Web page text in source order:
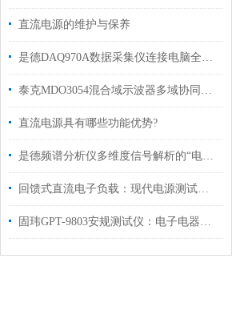
直流电源的维护与保养
是德DAQ970A数据采集仪连接电脑全攻略
泰克MDO3054混合域示波器多域协同的调试全能王
直流电源具有哪些功能优势?
是德频谱分析仪多维度信号解析的“电子显微镜”
回馈式直流电子负载：现代电源测试与调试的得力助手
固玮GPT-9803安规测试仪：电子电器产品安全测试的得力助手